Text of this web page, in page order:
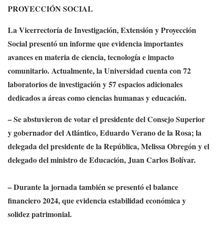
PROYECCIÓN SOCIAL
La Vicerrectoría de Investigación, Extensión y Proyección
Social presentó un informe que evidencia importantes
avances en materia de ciencia, tecnología e impacto
comunitario. Actualmente, la Universidad cuenta con 72
laboratorios de investigación y 57 espacios adicionales
dedicados a áreas como ciencias humanas y educación.
– Se abstuvieron de votar el presidente del Consejo Superior
y gobernador del Atlántico, Eduardo Verano de la Rosa; la
delegada del presidente de la República, Melissa Obregón y el
delegado del ministro de Educación, Juan Carlos Bolívar.
– Durante la jornada también se presentó el balance
financiero 2024, que evidencia estabilidad económica y
solidez patrimonial.